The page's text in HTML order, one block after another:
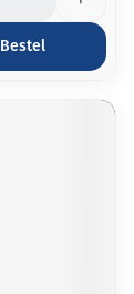
Bestel